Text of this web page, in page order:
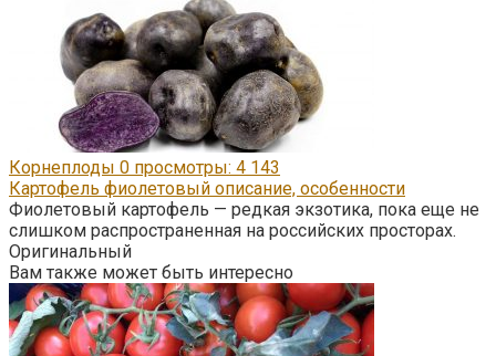
Корнеплоды 0 просмотры: 4 143
Картофель фиолетовый описание, особенности
Фиолетовый картофель — редкая экзотика, пока еще не
слишком распространенная на российских просторах.
Оригинальный
Вам также может быть интересно